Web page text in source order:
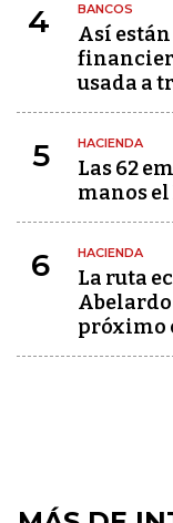
4 BANCOS
Así
usada a
5 HACIENDA
Las 62
manos el
6 HACIENDA
La ruta
próximo